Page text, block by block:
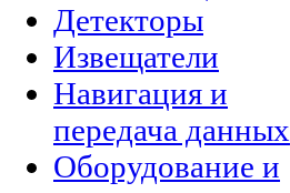
Детекторы
Извещатели
Навигация и
передача данных
Оборудование и